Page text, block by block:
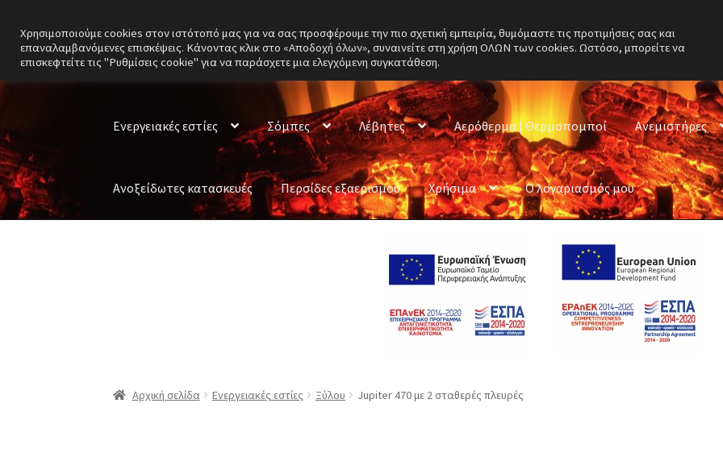
Απευθείας
μετάβαση
στην
Μετάβαση
σε
περιεχόμενο
Ενεργειακές εστίες Σόμπες Λέβητες Αερόθερμα | Θερμοπομποί Ανεμιστήρες
Ανοξείδωτες κατασκευές Περσίδες εξαερισμού Χρήσιμα Ο λογαριασμός μου
Αρχική σελίδα Ενεργειακές εστίες Ξύλου Jupiter 470 με 2 σταθερές πλευρές
Χρησιμοποιούμε cookies στον ιστότοπό μας για να σας προσφέρουμε την πιο σχετική εμπειρία, θυμόμαστε τις προτιμήσεις σας και
επαναλαμβανόμενες επισκέψεις. Κάνοντας κλικ στο «Αποδοχή όλων», συναινείτε στη χρήση ΟΛΩΝ των cookies. Ωστόσο, μπορείτε να
επισκεφτείτε τις "Ρυθμίσεις cookie" για να παράσχετε μια ελεγχόμενη συγκατάθεση.